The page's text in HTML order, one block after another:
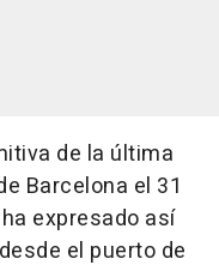
de la última
Barcelona el 31
expresado así
el puerto de